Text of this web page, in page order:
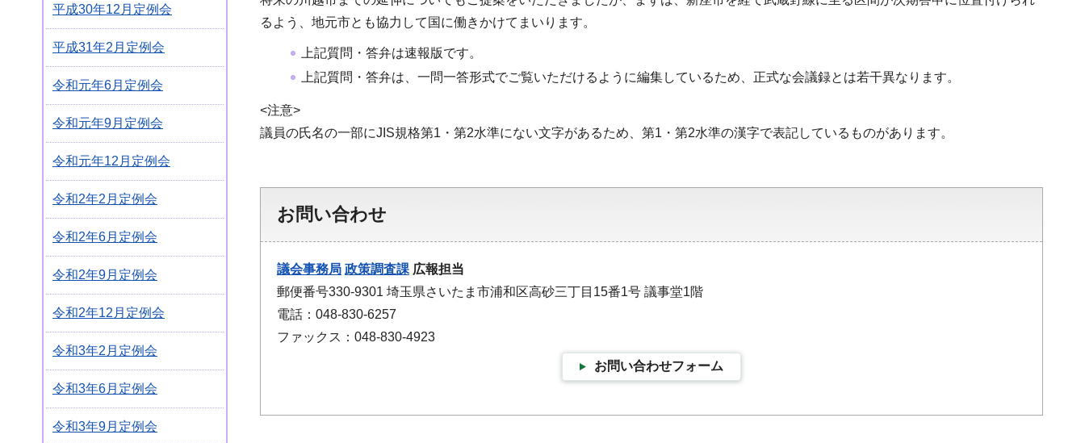
平成30年12月定例会
平成31年2月定例会
令和元年6月定例会
令和元年9月定例会
令和元年12月定例会
令和2年2月定例会
令和2年6月定例会
令和2年9月定例会
令和2年12月定例会
令和3年2月定例会
令和3年6月定例会
令和3年9月定例会
るよう、地元市とも協力して国に働きかけてまいります。
上記質問・答弁は速報版です。
上記質問・答弁は、一問一答形式でご覧いただけるように編集しているため、正式な会議録とは若干異なります。
<注意>
議員の氏名の一部にJIS規格第1・第2水準にない文字があるため、第1・第2水準の漢字で表記しているものがあります。
お問い合わせ
議会事務局 政策調査課 広報担当
郵便番号330-9301 埼玉県さいたま市浦和区高砂三丁目15番1号 議事堂1階
電話：048-830-6257
ファックス：048-830-4923
お問い合わせフォーム